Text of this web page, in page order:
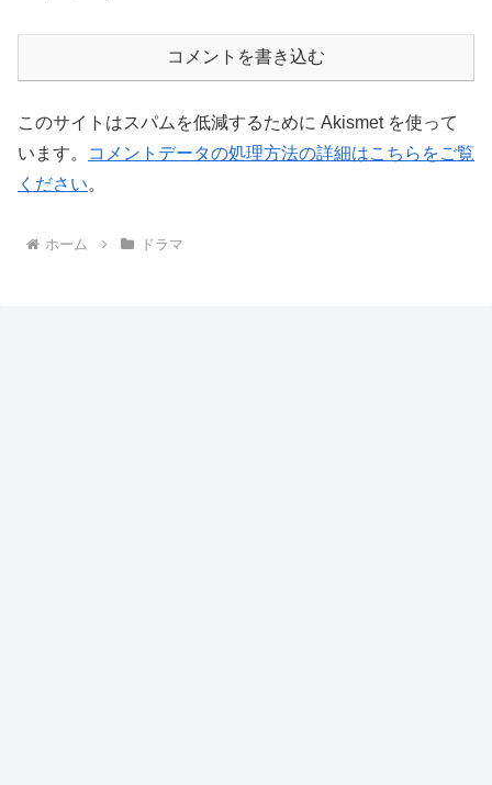
コメントを書き込む
このサイトはスパムを低減するために Akismet を使って
います。
コメントデータの処理方法の詳細はこちらをご覧
ください。
ホーム ドラマ